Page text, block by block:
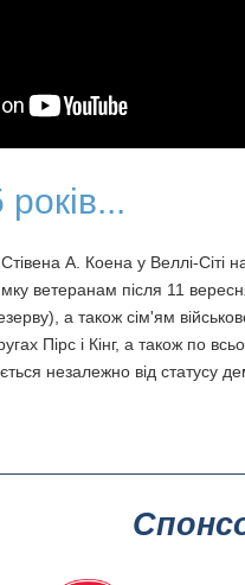
Стівена А. Коена у Веллі-
ветеранам після 11
а також сім'ям
Пірс і Кінг, а також по
незалежно від статусу